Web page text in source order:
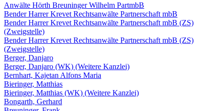
Anwälte Hörth Breuninger Wilhelm PartmbB
Bender Harrer Krevet Rechtsanwälte Partnerschaft mbB
Bender Harrer Krevet Rechtsanwälte Partnerschaft mbB (ZS)
(Zweigstelle)
Bender Harrer Krevet Rechtsanwälte Partnerschaft mbB (ZS)
(Zweigstelle)
Berger, Danjaro
Berger, Danjaro (WK) (Weitere Kanzlei)
Bernhart, Kajetan Alfons Maria
Bieringer, Matthias
Bieringer, Matthias (WK) (Weitere Kanzlei)
Bongarth, Gerhard